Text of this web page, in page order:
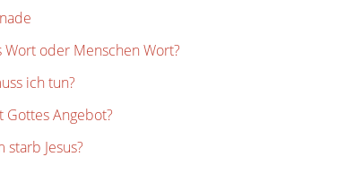
Wort oder Menschen Wort?
ich tun?
Gottes Angebot?
starb Jesus?